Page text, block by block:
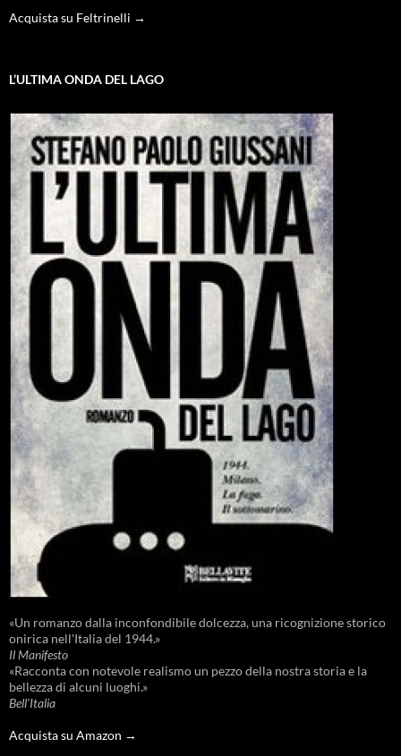
Acquista su Feltrinelli →
L’ULTIMA ONDA DEL LAGO
«Un romanzo dalla inconfondibile dolcezza, una ricognizione storico
onirica nell'Italia del 1944.»
Il Manifesto
«Racconta con notevole realismo un pezzo della nostra storia e la
bellezza di alcuni luoghi.»
Bell'Italia
Acquista su Amazon →